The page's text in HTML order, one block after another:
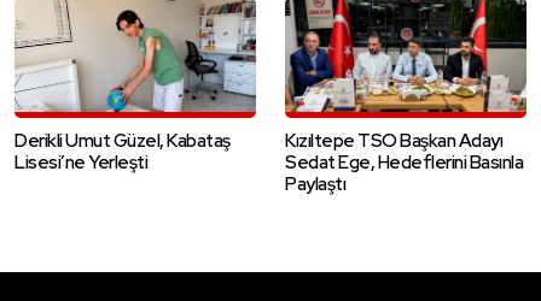
Derikli Umut Güzel, Kabataş
Lisesi’ne Yerleşti
Kızıltepe TSO Başkan Adayı
Sedat Ege, Hedeflerini Basınla
Paylaştı